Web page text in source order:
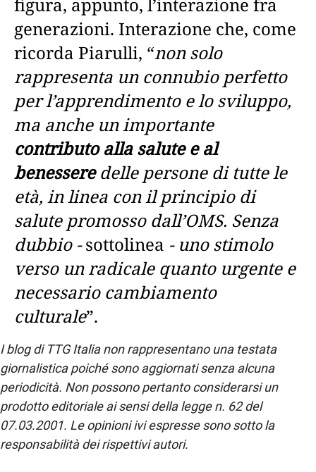
generazioni. Interazione che, come
ricorda Piarulli, “non solo
rappresenta un connubio perfetto
per l’apprendimento e lo sviluppo,
ma anche un importante
contributo alla salute e al
benesseredelle persone di tutte le
età, in linea con il principio di
salute promosso dall’OMS. Senza
dubbio -sottolinea - uno stimolo
verso un radicale quanto urgente e
necessario cambiamento
culturale”.
I blog di TTG Italia non rappresentano una testata
giornalistica poiché sono aggiornati senza alcuna
periodicità. Non possono pertanto considerarsi un
prodotto editoriale ai sensi della legge n. 62 del
07.03.2001. Le opinioni ivi espresse sono sotto la
responsabilità dei rispettivi autori.